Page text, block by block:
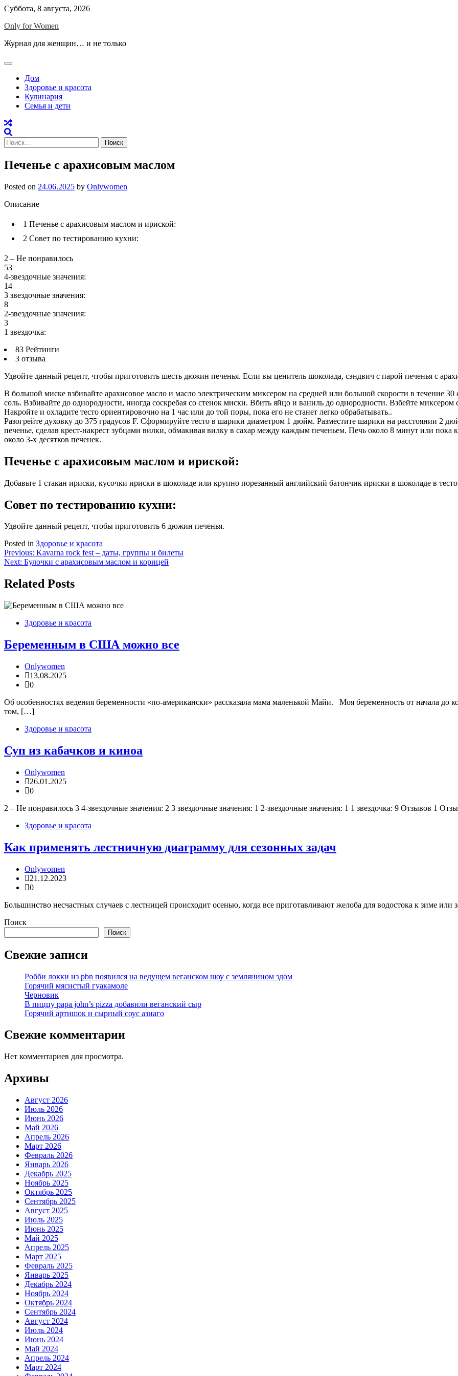
Skip
content
Суббота, 8 августа, 2026
Only for Women
Журнал для женщин… и не только
Дом
Здоровье и красота
Кулинария
Семья и дети
Найти:
Печенье с арахисовым маслом
Posted on 24.06.2025 by Onlywomen
Описание
1 Печенье с арахисовым маслом и ириской:
2 Совет по тестированию кухни:
2 – Не понравилось
53
4-звездочные значения:
14
3 звездочные значения:
8
2-звездочные значения:
3
1 звездочка:
83 Рейтинги
3 отзыва
Удвойте данный рецепт, чтобы приготовить шесть дюжин печенья. Если вы ценитель шоколада, сэндвич с парой печенья с
В большой миске взбивайте арахисовое масло и масло электрическим миксером на средней или большой скорости в течение
соль. Взбивайте до однородности, иногда соскребая со стенок миски. Вбить яйцо и ваниль до однородности. Взбейте
Накройте и охладите тесто ориентировочно на 1 час или до той поры, пока его не станет легко обрабатывать..
Разогрейте духовку до 375 градусов F. Сформируйте тесто в шарики диаметром 1 дюйм. Разместите шарики на расстоянии 2
печенье, сделав крест-накрест зубцами вилки, обмакивая вилку в сахар между каждым печеньем. Печь около 8 минут или пока
около 3-х десятков печенек.
Печенье с арахисовым маслом и ириской:
Добавьте 1 стакан ириски, кусочки ириски в шоколаде или крупно порезанный английский батончик ириски в шоколаде в
Совет по тестированию кухни:
Удвойте данный рецепт, чтобы приготовить 6 дюжин печенья.
Posted in Здоровье и красота
Навигация
по
записям
Previous: Kavarna rock fest – даты, группы и билеты
Next: Булочки с арахисовым маслом и корицей
Related Posts
Здоровье и красота
Беременным в США можно все
Onlywomen
13.08.2025
0
Об особенностях ведения беременности «по-американски» рассказала мама маленькой Майи. Моя беременность от начала до
том, […]
Здоровье и красота
Суп из кабачков и киноа
Onlywomen
26.01.2025
0
2 – Не понравилось 3 4-звездочные значения: 2 3 звездочные значения: 1 2-звездочные значения: 1 1 звездочка: 9 Отзывов 1
Здоровье и красота
Как применять лестничную диаграмму для сезонных задач
Onlywomen
21.12.2023
0
Большинство несчастных случаев с лестницей происходит осенью, когда все приготавливают желоба для водостока к зиме
Поиск
Поиск
Свежие записи
Робби локки из pbn появился на ведущем веганском шоу с землянином эдом
Горячий мясистый гуакамоле
Черновик
В пиццу papa john’s pizza добавили веганский сыр
Горячий артишок и сырный соус азиаго
Свежие комментарии
Нет комментариев для просмотра.
Архивы
Август 2026
Июль 2026
Июнь 2026
Май 2026
Апрель 2026
Март 2026
Февраль 2026
Январь 2026
Декабрь 2025
Ноябрь 2025
Октябрь 2025
Сентябрь 2025
Август 2025
Июль 2025
Июнь 2025
Май 2025
Апрель 2025
Март 2025
Февраль 2025
Январь 2025
Декабрь 2024
Ноябрь 2024
Октябрь 2024
Сентябрь 2024
Август 2024
Июль 2024
Июнь 2024
Май 2024
Апрель 2024
Март 2024